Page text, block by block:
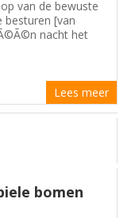
van de bewuste
besturen [van
nacht het
Lees meer
bomen